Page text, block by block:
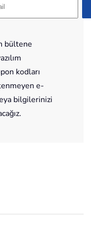
bültene
kodları
e-
bilgilerinizi